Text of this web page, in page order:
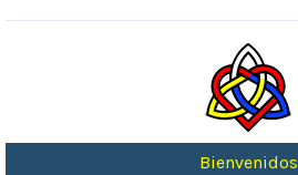
Bienvenidos